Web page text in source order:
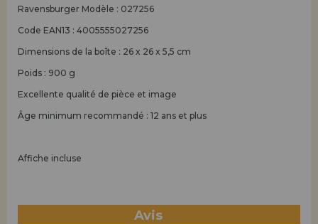
Ravensburger Modèle : 027256
Code EAN13 : 4005555027256
Dimensions de la boîte : 26 x 26 x 5,5 cm
Poids : 900 g
Excellente qualité de pièce et image
Âge minimum recommandé : 12 ans et plus
Affiche incluse
Avis